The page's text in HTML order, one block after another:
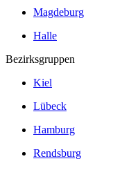
Magdeburg
Halle
Bezirksgruppen
Kiel
Lübeck
Hamburg
Rendsburg